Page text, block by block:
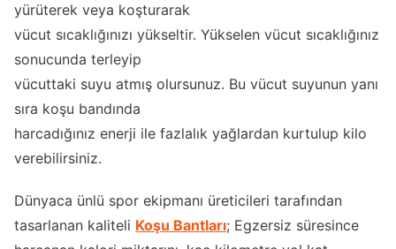
yürüterek veya koşturarak
vücut sıcaklığınızı yükseltir. Yükselen vücut sıcaklığınız
sonucunda terleyip
vücuttaki suyu atmış olursunuz. Bu vücut suyunun yanı
sıra koşu bandında
harcadığınız enerji ile fazlalık yağlardan kurtulup kilo
verebilirsiniz.
Dünyaca ünlü spor ekipmanı üreticileri tarafından
tasarlanan kaliteli Koşu Bantları; Egzersiz süresince